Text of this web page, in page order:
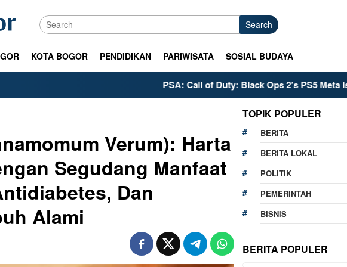
Search
KOTA BOGOR PENDIDIKAN PARIWISATA SOSIAL BUDAYA
PSA: Call of Duty: Black Ops 2’s PS5 Meta is Already Set in Stone
Verum): Harta
Segudang Manfaat
Dan
Alami
TOPIK POPULER
BERITA
BERITA LOKAL
POLITIK
PEMERINTAH
BISNIS
BERITA POPULER